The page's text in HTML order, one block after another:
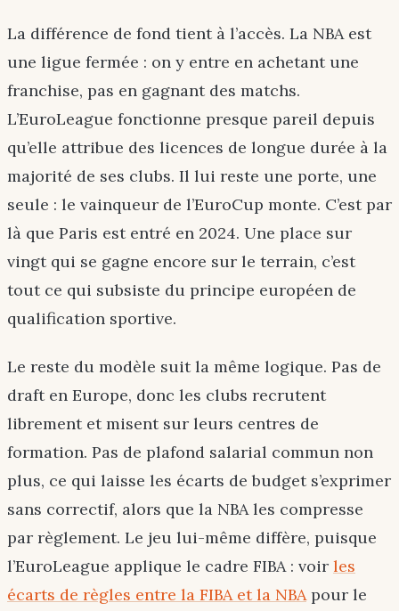
La différence de fond tient à l’accès. La NBA est
une ligue fermée : on y entre en achetant une
franchise, pas en gagnant des matchs.
L’EuroLeague fonctionne presque pareil depuis
qu’elle attribue des licences de longue durée à la
majorité de ses clubs. Il lui reste une porte, une
seule : le vainqueur de l’EuroCup monte. C’est par
là que Paris est entré en 2024. Une place sur
vingt qui se gagne encore sur le terrain, c’est
tout ce qui subsiste du principe européen de
qualification sportive.
Le reste du modèle suit la même logique. Pas de
draft en Europe, donc les clubs recrutent
librement et misent sur leurs centres de
formation. Pas de plafond salarial commun non
plus, ce qui laisse les écarts de budget s’exprimer
sans correctif, alors que la NBA les compresse
par règlement. Le jeu lui-même diffère, puisque
l’EuroLeague applique le cadre FIBA : voir les
écarts de règles entre la FIBA et la NBA pour le